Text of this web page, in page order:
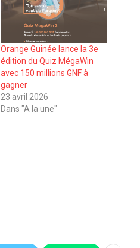
Orange Guinée lance la 3e
édition du Quiz MégaWin
avec 150 millions GNF à
gagner
23 avril 2026
Dans "A la une"